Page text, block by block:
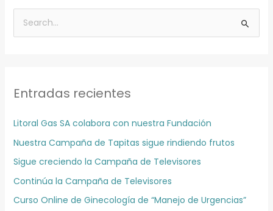
a
p
o
r
:
Entradas recientes
Litoral Gas SA colabora con nuestra Fundación
Nuestra Campaña de Tapitas sigue rindiendo frutos
Sigue creciendo la Campaña de Televisores
Continúa la Campaña de Televisores
Curso Online de Ginecología de “Manejo de Urgencias”
c
s